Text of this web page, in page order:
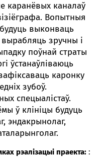
каранёвых каналаў
Вопытныя
выконваць
вырабляць зручны і
поўнай страты
ўстанаўліваюць
каронку
зубоў.
спецыалістаў.
ў клініцы будуць
эндакрынолаг,
рэалізацыі праекта: :